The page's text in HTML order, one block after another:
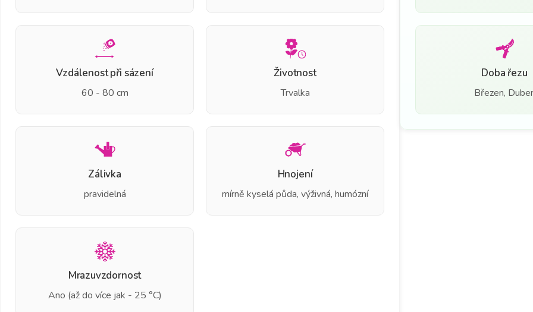
Vzdálenost při sázení
60 - 80 cm
Životnost
Trvalka
Zálivka
pravidelná
Hnojení
mírně kyselá půda, výživná, humózní
Mrazuvzdornost
Ano (až do více jak - 25 °C)
Doba řezu
Březen,